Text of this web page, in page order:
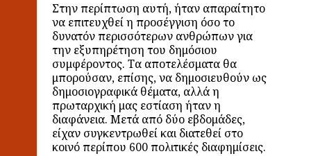
Στην περίπτωση αυτή, ήταν απαραίτητο
να επιτευχθεί η προσέγγιση όσο το
δυνατόν περισσότερων ανθρώπων για
την εξυπηρέτηση του δημόσιου
συμφέροντος. Τα αποτελέσματα θα
μπορούσαν, επίσης, να δημοσιευθούν ως
δημοσιογραφικά θέματα, αλλά η
πρωταρχική μας εστίαση ήταν η
διαφάνεια. Μετά από δύο εβδομάδες,
είχαν συγκεντρωθεί και διατεθεί στο
κοινό περίπου 600 πολιτικές διαφημίσεις.